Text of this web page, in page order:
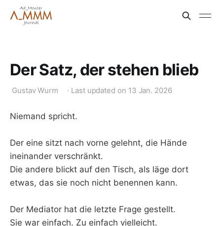
Der Satz, der stehen blieb
Gustav Wurm · Last updated on 13 Jan. 2026
Niemand spricht.
Der eine sitzt nach vorne gelehnt, die Hände
ineinander verschränkt.
Die andere blickt auf den Tisch, als läge dort
etwas, das sie noch nicht benennen kann.
Der Mediator hat die letzte Frage gestellt.
Sie war einfach. Zu einfach vielleicht.